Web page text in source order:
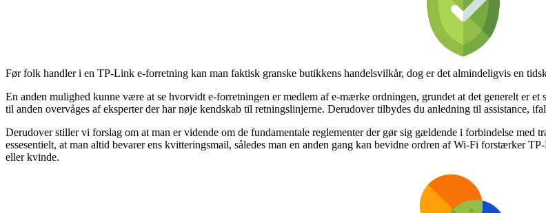
Før folk handler i en TP-Link e-forretning kan man faktisk granske butikkens handelsvilkår, dog er det almindeligvis en
En anden mulighed kunne være at se hvorvidt e-forretningen er medlem af e-mærke ordningen, grundet at det generelt er
til anden overvåges af eksperter der har nøje kendskab til retningslinjerne. Derudover tilbydes du anledning til assistance,
Derudover stiller vi forslag om at man er vidende om de fundamentale reglementer der gør sig gældende i forbindelse
essesentielt, at man altid bevarer ens kvitteringsmail, således man en anden gang kan bevidne ordren af Wi-Fi
eller kvinde.